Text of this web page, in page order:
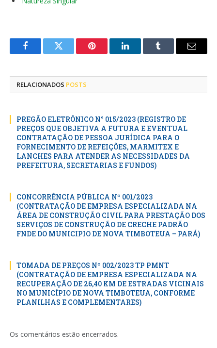
FacebookTwitter Pinterest LinkedInTumblr
E-
RELACIONADOS POSTS
PREGÃO ELETRÔNICO N° 015/2023 (REGISTRO DE
PREÇOS QUE OBJETIVA A FUTURA E EVENTUAL
CONTRATAÇÃO DE PESSOA JURÍDICA PARA O
FORNECIMENTO DE REFEIÇÕES, MARMITEX E
LANCHES PARA ATENDER AS NECESSIDADES DA
PREFEITURA, SECRETARIAS E FUNDOS)
CONCORRÊNCIA PÚBLICA Nº 001/2023
(CONTRATAÇÃO DE EMPRESA ESPECIALIZADA NA
ÁREA DE CONSTRUÇÃO CIVIL PARA PRESTAÇÃO DOS
SERVIÇOS DE CONSTRUÇÃO DE CRECHE PADRÃO
FNDE DO MUNICIPIO DE NOVA TIMBOTEUA – PARÁ)
TOMADA DE PREÇOS Nº 002/2023 TP PMNT
(CONTRATAÇÃO DE EMPRESA ESPECIALIZADA NA
RECUPERAÇÃO DE 26,40 KM DE ESTRADAS VICINAIS
NO MUNICÍPIO DE NOVA TIMBOTEUA, CONFORME
PLANILHAS E COMPLEMENTARES)
Os comentários estão encerrados.